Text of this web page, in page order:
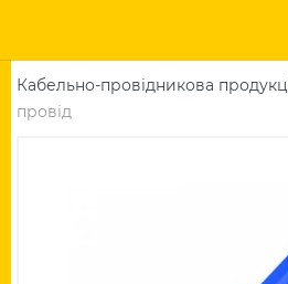
Кабельно-провідникова
провід